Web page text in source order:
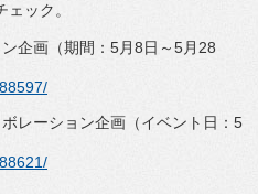
ック。
企画（期間： 5月8日～5月 28
88597/
レーション企画（イベント日： 5
88621/